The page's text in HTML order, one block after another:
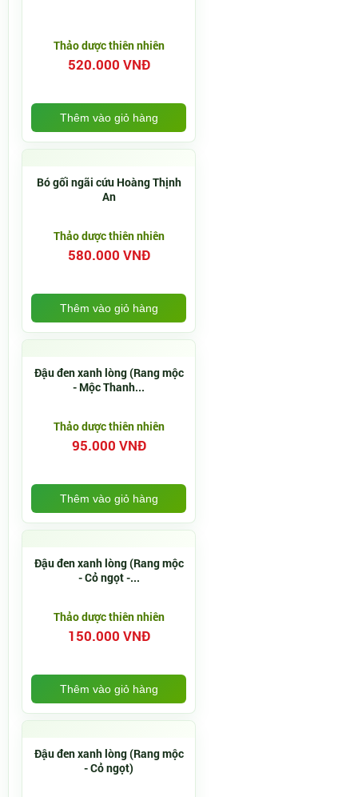
Thảo dược thiên nhiên
520.000 VNĐ
Thêm vào giỏ hàng
Bó gối ngãi cứu Hoàng Thịnh
An
Thảo dược thiên nhiên
580.000 VNĐ
Thêm vào giỏ hàng
Đậu đen xanh lòng (Rang mộc
- Mộc Thanh...
Thảo dược thiên nhiên
95.000 VNĐ
Thêm vào giỏ hàng
Đậu đen xanh lòng (Rang mộc
- Cỏ ngọt -...
Thảo dược thiên nhiên
150.000 VNĐ
Thêm vào giỏ hàng
Đậu đen xanh lòng (Rang mộc
- Cỏ ngọt)